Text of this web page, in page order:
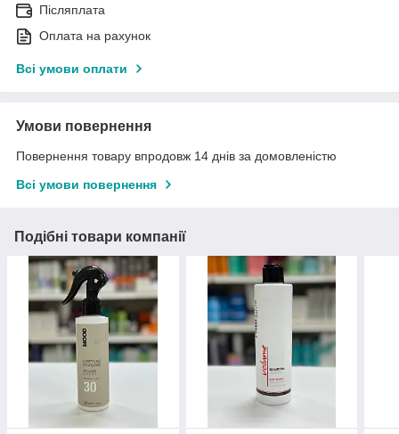
Післяплата
Оплата на рахунок
Всі умови оплати
Умови повернення
Повернення товару впродовж 14 днів за домовленістю
Всі умови повернення
Подібні товари компанії